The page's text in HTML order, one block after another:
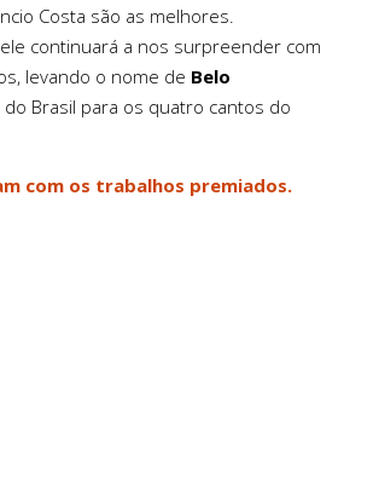
Costa são as melhores.
continuará a nos surpreender com
levando o nome de Belo
do Brasil para os quatro cantos do
com os trabalhos premiados.